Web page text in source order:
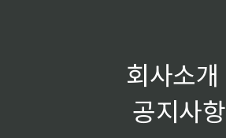
회사소개
공지사항